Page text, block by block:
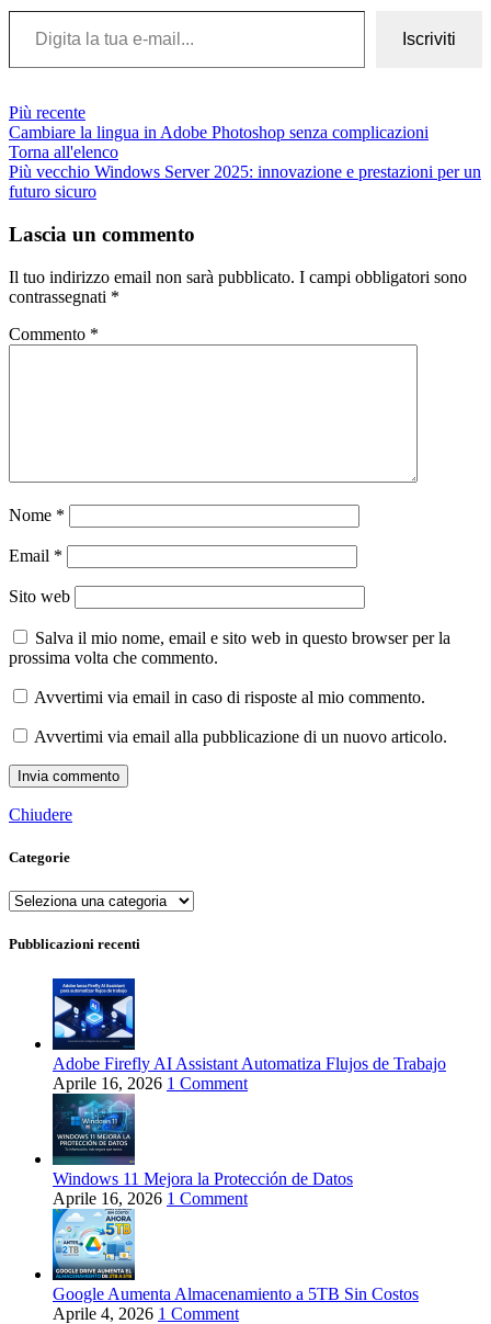
Digita la tua e-mail...
Iscriviti
Più recente
Cambiare la lingua in Adobe Photoshop senza complicazioni
Torna all'elenco
Più vecchio Windows Server 2025: innovazione e prestazioni per un
futuro sicuro
Lascia un commento
Il tuo indirizzo email non sarà pubblicato. I campi obbligatori sono
contrassegnati *
Commento *
Nome *
Email *
Sito web
Salva il mio nome, email e sito web in questo browser per la
prossima volta che commento.
Avvertimi via email in caso di risposte al mio commento.
Avvertimi via email alla pubblicazione di un nuovo articolo.
Chiudere
Categorie
Categorie
Pubblicazioni recenti
Adobe Firefly AI Assistant Automatiza Flujos de Trabajo
Aprile 16, 2026 1 Comment
Windows 11 Mejora la Protección de Datos
Aprile 16, 2026 1 Comment
Google Aumenta Almacenamiento a 5TB Sin Costos
Aprile 4, 2026 1 Comment